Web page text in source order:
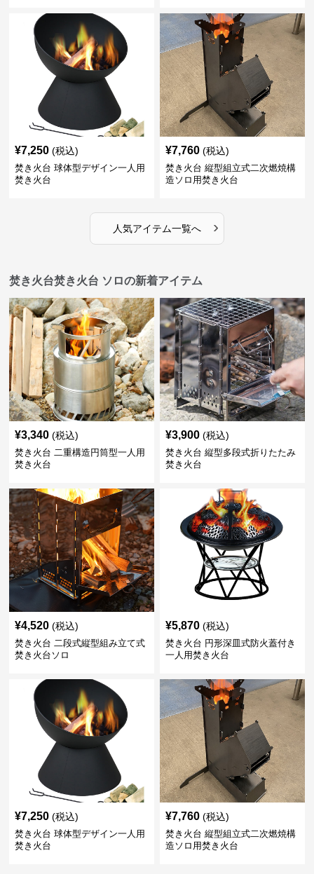
¥7,250 (税込)
焚き火台 球体型デザイン一人用
焚き火台
¥7,760 (税込)
焚き火台 縦型組立式二次燃焼構
造ソロ用焚き火台
人気アイテム一覧へ ›
焚き火台焚き火台 ソロの新着アイテム
¥3,340 (税込)
焚き火台 二重構造円筒型一人用
焚き火台
¥3,900 (税込)
焚き火台 縦型多段式折りたたみ
焚き火台
¥4,520 (税込)
焚き火台 二段式縦型組み立て式
焚き火台ソロ
¥5,870 (税込)
焚き火台 円形深皿式防火蓋付き
一人用焚き火台
¥7,250 (税込)
焚き火台 球体型デザイン一人用
焚き火台
¥7,760 (税込)
焚き火台 縦型組立式二次燃焼構
造ソロ用焚き火台